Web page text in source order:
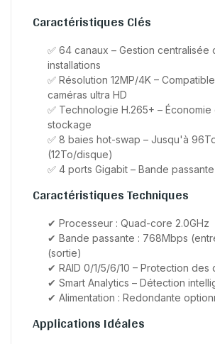
Caractéristiques Clés
✅ 64 canaux – Gestion centralisée
installations
✅ Résolution 12MP/4K –
caméras ultra HD
✅ Technologie H.265+ –
stockage
✅ 8 baies hot-swap – Jusqu'à
(12To/disque)
✅ 4 ports Gigabit – Bande
Caractéristiques Techniques
✔ Processeur : Quad-core 2.0GHz
✔ Bande passante : 768Mbps
(sortie)
✔ RAID 0/1/5/6/10 – Protection des
✔ Smart Analytics – Détection
✔ Alimentation : Redondante
Applications Idéales